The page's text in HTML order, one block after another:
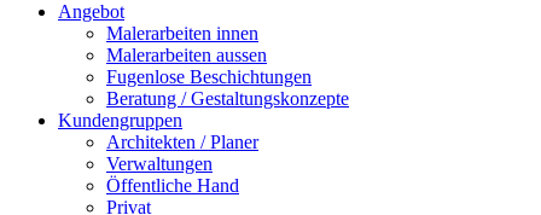
Angebot
Malerarbeiten innen
Malerarbeiten aussen
Fugenlose Beschichtungen
Beratung / Gestaltungskonzepte
Kundengruppen
Architekten / Planer
Verwaltungen
Öffentliche Hand
Privat